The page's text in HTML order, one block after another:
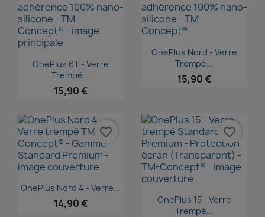
Aperçu rapide
OnePlus 6T - Verre
Trempé...
15,90 €
Aperçu rapide
OnePlus Nord - Verre
Trempé...
15,90 €
Aperçu rapide
OnePlus Nord 4 - Verre...
14,90 €
favorite_border
Aperçu rapide
OnePlus 15 - Verre
Trempé...
favorite_border